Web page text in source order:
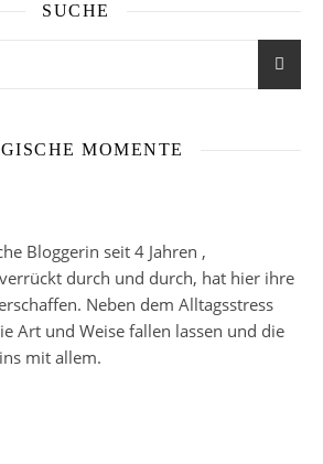
SUCHE
MOMENTE
Bloggerin seit 4 Jahren ,
durch und durch, hat hier ihre
Neben dem Alltagsstress
Art und Weise fallen lassen und die
mit allem.